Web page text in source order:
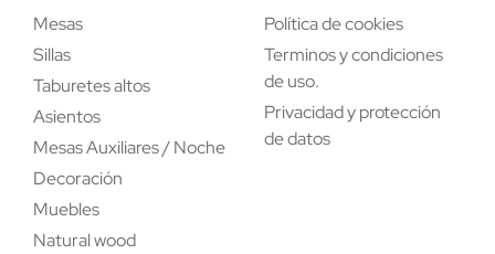
Mesas
Sillas
Taburetes altos
Asientos
Mesas Auxiliares / Noche
Decoración
Muebles
Natural wood
Política de cookies
Terminos y condiciones
de uso.
Privacidad y protección
de datos